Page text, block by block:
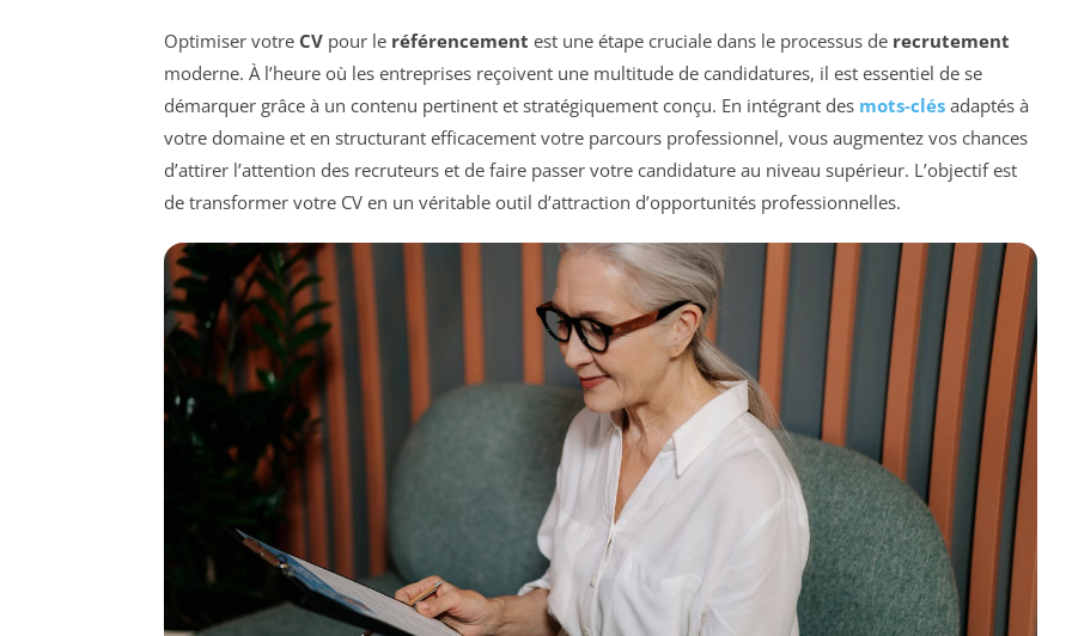
Optimiser votre CV pour le référencement est une étape cruciale dans le processus de recrutement
moderne. À l’heure où les entreprises reçoivent une multitude de candidatures, il est essentiel de se
démarquer grâce à un contenu pertinent et stratégiquement conçu. En intégrant des mots-clés adaptés à
votre domaine et en structurant efficacement votre parcours professionnel, vous augmentez vos chances
d’attirer l’attention des recruteurs et de faire passer votre candidature au niveau supérieur. L’objectif est
de transformer votre CV en un véritable outil d’attraction d’opportunités professionnelles.